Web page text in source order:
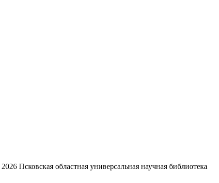
2026 Псковская областная универсальная научная библиотека